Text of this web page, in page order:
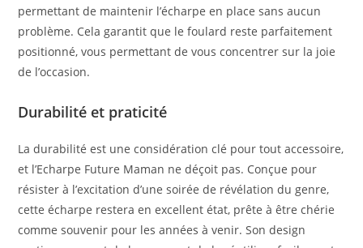
permettant de maintenir l’écharpe en place sans aucun
problème. Cela garantit que le foulard reste parfaitement
positionné, vous permettant de vous concentrer sur la joie
de l’occasion.
Durabilité et praticité
La durabilité est une considération clé pour tout accessoire,
et l’Echarpe Future Maman ne déçoit pas. Conçue pour
résister à l’excitation d’une soirée de révélation du genre,
cette écharpe restera en excellent état, prête à être chérie
comme souvenir pour les années à venir. Son design